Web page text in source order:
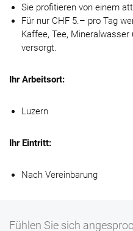
Sie profitieren von einem
Für nur CHF 5.– pro Tag
Kaffee, Tee,
versorgt.
Ihr Arbeitsort:
Luzern
Ihr Eintritt:
Nach Vereinbarung
Fühlen Sie sich